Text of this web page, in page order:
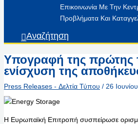
Επικοινωνία Με Την
Προβλήματα Και
Αναζήτηση
Υπογραφή της πρώτης
ενίσχυση της
Press Releases - Δελτία Τύπου / 26
Η Ευρωπαϊκή Επιτροπή συσπείρωσε